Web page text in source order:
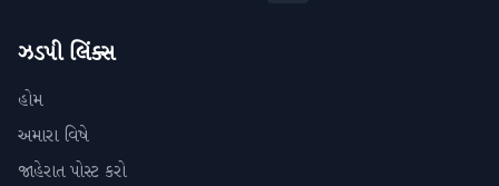
ઝડપી લિંક્સ
હોમ
અમારા વિષે
જાહેરાત પોસ્ટ કરો